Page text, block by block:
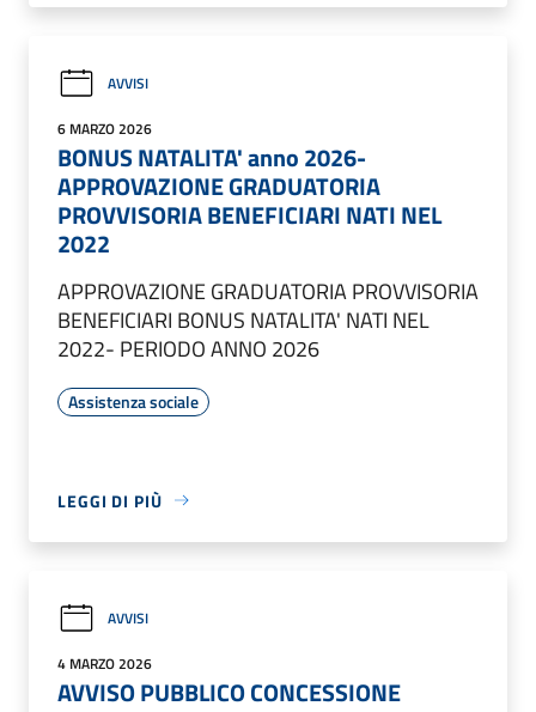
AVVISI
6 MARZO 2026
BONUS NATALITA' anno 2026-
APPROVAZIONE GRADUATORIA
PROVVISORIA BENEFICIARI NATI NEL
2022
APPROVAZIONE GRADUATORIA PROVVISORIA
BENEFICIARI BONUS NATALITA' NATI NEL
2022- PERIODO ANNO 2026
Assistenza sociale
LEGGI DI PIÙ
AVVISI
4 MARZO 2026
AVVISO PUBBLICO CONCESSIONE